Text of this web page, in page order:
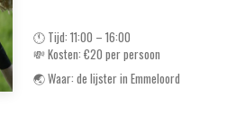
🕚 Tijd: 11:00 – 16:00
💸 Kosten: €20 per persoon
🌏 Waar: de lijster in Emmeloord